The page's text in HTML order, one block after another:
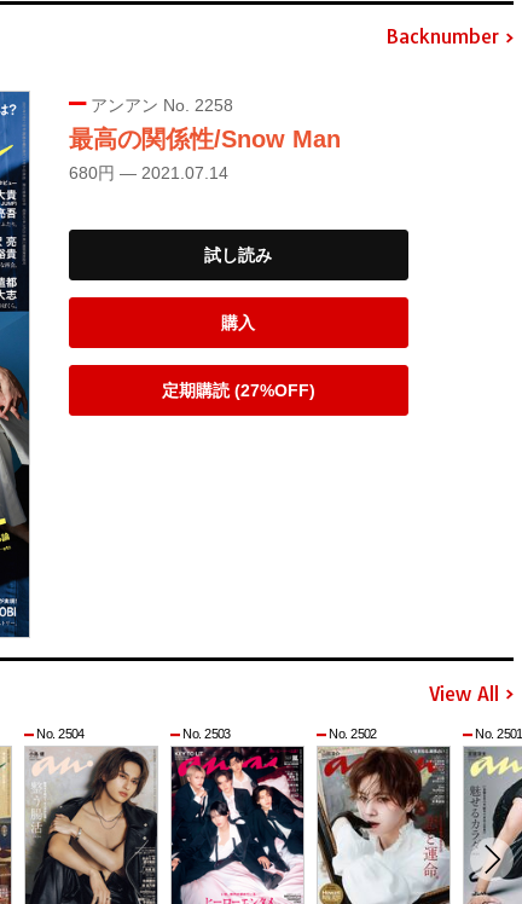
Backnumber
アンアン No. 2258
最高の関係性/Snow Man
680円 — 2021.07.14
試し読み
購入
定期購読 (27%OFF)
View All
No. 2504 No. 2503 No. 2502 No. 2501